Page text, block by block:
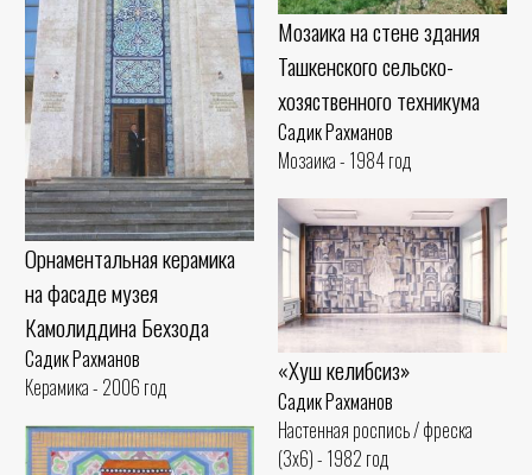
Мозаика на стене здания
Ташкенского сельско-
хозяственного техникума
Садик Рахманов
Мозаика - 1984 год
Орнаментальная керамика
на фасаде музея
Камолиддина Бехзода
Садик Рахманов
Керамика - 2006 год
«Хуш келибсиз»
Садик Рахманов
Настенная роспись / фреска
(3x6) - 1982 год